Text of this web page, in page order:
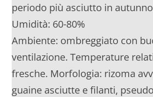
periodo più asciutto in
Umidità: 60-80%
Ambiente: ombreggiato con
ventilazione. Temperature
fresche. Morfologia: rizoma
guaine asciutte e filanti,